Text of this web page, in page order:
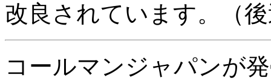
改良されています。（
コールマンジャパンが